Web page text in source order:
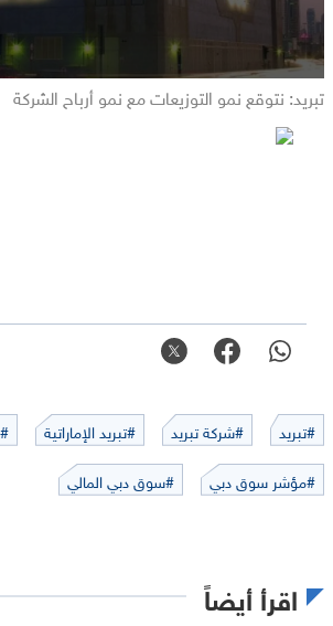
تبريد: نتوقع نمو التوزيعات مع نمو أرباح الشركة
#تبريد #شركة تبريد #تبريد الإماراتية
#مؤشر سوق دبي
#سوق دبي المالي
اقرأ أيضاً